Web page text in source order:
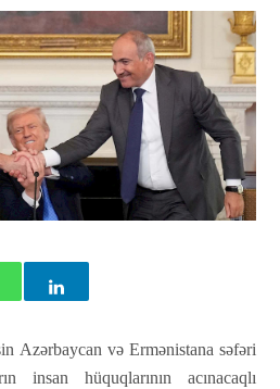
Azərbaycan və Ermənistana səfəri
insan hüquqlarının acınacaqlı